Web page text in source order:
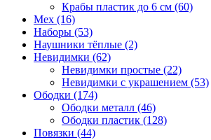
Крабы пластик до 6 см (60)
Мех (16)
Наборы (53)
Наушники тёплые (2)
Невидимки (62)
Невидимки простые (22)
Невидимки с украшением (53)
Ободки (174)
Ободки металл (46)
Ободки пластик (128)
Повязки (44)